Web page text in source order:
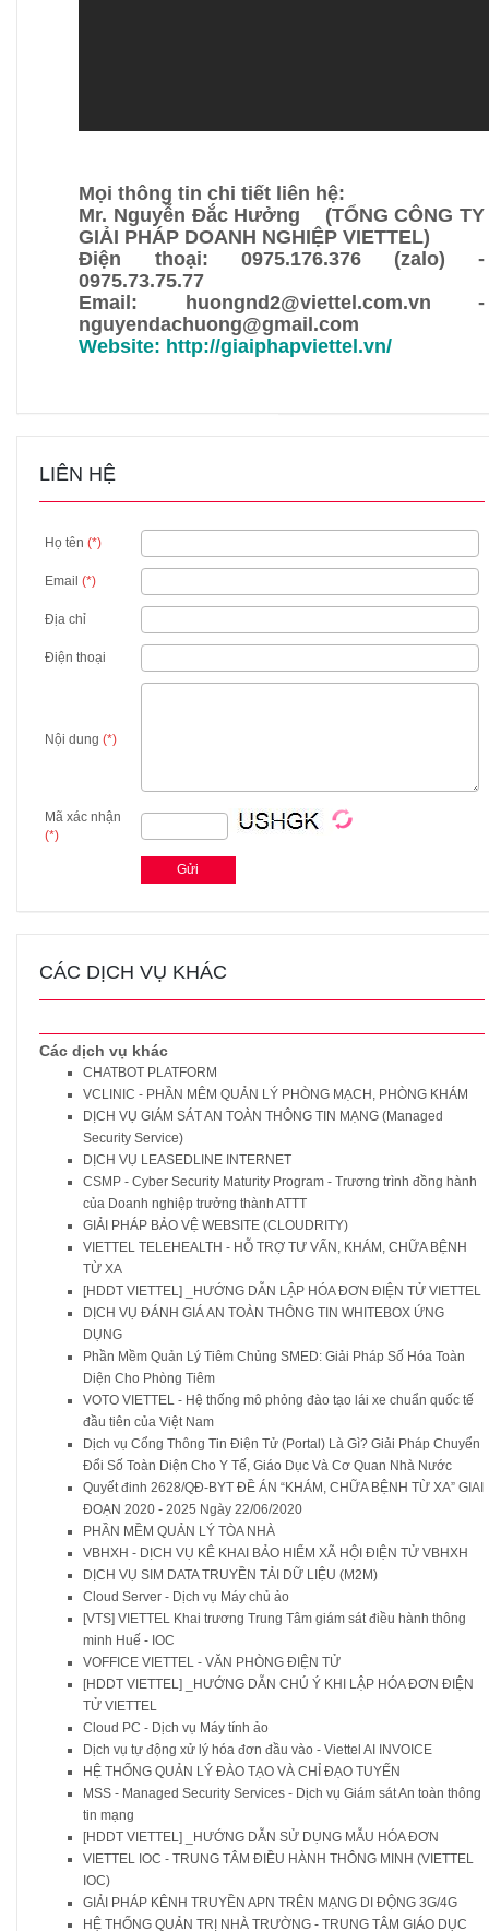
Mọi thông tin chi tiết liên hệ:
Mr. Nguyễn Đắc Hưởng (TỔNG CÔNG TY
GIẢI PHÁP DOANH NGHIỆP VIETTEL)
Điện thoại: 0975.176.376 (zalo) -
0975.73.75.77
Email: huongnd2@viettel.com.vn -
nguyendachuong@gmail.com
Website: http://giaiphapviettel.vn/
LIÊN HỆ
Họ tên (*)
Email (*)
Địa chỉ
Điện thoại
Nội dung (*)
Mã xác nhận
(*)
CÁC DỊCH VỤ KHÁC
Các dịch vụ khác
CHATBOT PLATFORM
VCLINIC - PHẦN MÊM QUẢN LÝ PHÒNG MẠCH, PHÒNG KHÁM
DỊCH VỤ GIÁM SÁT AN TOÀN THÔNG TIN MẠNG (Managed
Security Service)
DỊCH VỤ LEASEDLINE INTERNET
CSMP - Cyber Security Maturity Program - Trương trình đồng hành
của Doanh nghiệp trưởng thành ATTT
GIẢI PHÁP BẢO VỆ WEBSITE (CLOUDRITY)
VIETTEL TELEHEALTH - HỖ TRỢ TƯ VẤN, KHÁM, CHỮA BỆNH
TỪ XA
[HDDT VIETTEL] _HƯỚNG DẪN LẬP HÓA ĐƠN ĐIỆN TỬ VIETTEL
DỊCH VỤ ĐÁNH GIÁ AN TOÀN THÔNG TIN WHITEBOX ỨNG
DỤNG
Phần Mềm Quản Lý Tiêm Chủng SMED: Giải Pháp Số Hóa Toàn
Diện Cho Phòng Tiêm
VOTO VIETTEL - Hệ thống mô phỏng đào tạo lái xe chuẩn quốc tế
đầu tiên của Việt Nam
Dịch vụ Cổng Thông Tin Điện Tử (Portal) Là Gì? Giải Pháp Chuyển
Đổi Số Toàn Diện Cho Y Tế, Giáo Dục Và Cơ Quan Nhà Nước
Quyết đinh 2628/QĐ-BYT ĐỀ ÁN “KHÁM, CHỮA BỆNH TỪ XA” GIAI
ĐOẠN 2020 - 2025 Ngày 22/06/2020
PHẦN MỀM QUẢN LÝ TÒA NHÀ
VBHXH - DỊCH VỤ KÊ KHAI BẢO HIỂM XÃ HỘI ĐIỆN TỬ VBHXH
DỊCH VỤ SIM DATA TRUYỀN TẢI DỮ LIỆU (M2M)
Cloud Server - Dịch vụ Máy chủ ảo
[VTS] VIETTEL Khai trương Trung Tâm giám sát điều hành thông
minh Huế - IOC
VOFFICE VIETTEL - VĂN PHÒNG ĐIỆN TỬ
[HDDT VIETTEL] _HƯỚNG DẪN CHÚ Ý KHI LẬP HÓA ĐƠN ĐIỆN
TỬ VIETTEL
Cloud PC - Dịch vụ Máy tính ảo
Dịch vụ tự động xử lý hóa đơn đầu vào - Viettel AI INVOICE
HỆ THỐNG QUẢN LÝ ĐÀO TẠO VÀ CHỈ ĐẠO TUYẾN
MSS - Managed Security Services - Dịch vụ Giám sát An toàn thông
tin mạng
[HDDT VIETTEL] _HƯỚNG DẪN SỬ DỤNG MẪU HÓA ĐƠN
VIETTEL IOC - TRUNG TÂM ĐIỀU HÀNH THÔNG MINH (VIETTEL
IOC)
GIẢI PHÁP KÊNH TRUYỀN APN TRÊN MẠNG DI ĐỘNG 3G/4G
HỆ THỐNG QUẢN TRỊ NHÀ TRƯỜNG - TRUNG TÂM GIÁO DỤC